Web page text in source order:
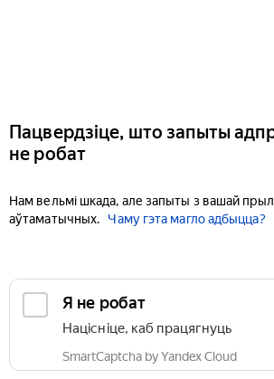
Пацвердзіце, што запыты
не робат
Нам вельмі шкада, але запыты з вашай
аўтаматычных.
Чаму гэта магло адбыцца?
Я не робат
Націсніце, каб працягнуць
SmartCaptcha by Yandex Cloud